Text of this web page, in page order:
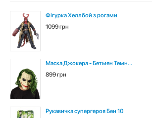
Фігурка Хеллбой з рогами
1099 грн
Маска Джокера - Бетмен Темн...
899 грн
Рукавичка супергероя Бен 10